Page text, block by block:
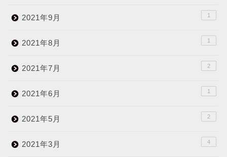
2021年9月 1
2021年8月 1
2021年7月 2
2021年6月 1
2021年5月 2
2021年3月 4